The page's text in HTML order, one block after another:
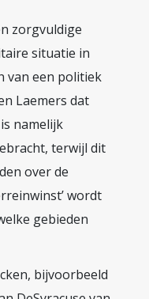
zorgvuldige
situatie in
van een politiek
Laemers dat
namelijk
terwijl dit
over de
wordt
gebieden
bijvoorbeeld